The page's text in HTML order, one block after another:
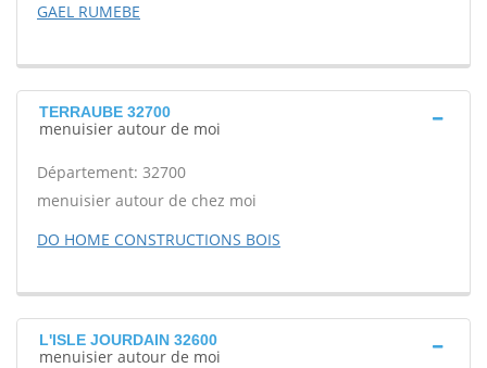
GAEL RUMEBE
TERRAUBE 32700
menuisier autour de moi
Département: 32700
menuisier autour de chez moi
DO HOME CONSTRUCTIONS BOIS
L'ISLE JOURDAIN 32600
menuisier autour de moi